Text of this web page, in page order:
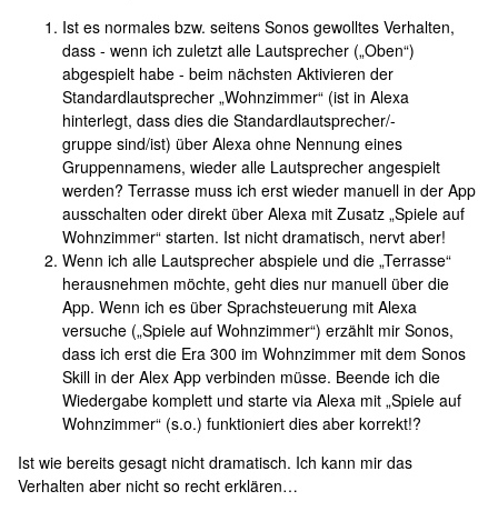
Ist es normales bzw. seitens Sonos gewolltes Verhalten,
dass - wenn ich zuletzt alle Lautsprecher („Oben“)
abgespielt habe - beim nächsten Aktivieren der
Standardlautsprecher „Wohnzimmer“ (ist in Alexa
hinterlegt, dass dies die Standardlautsprecher/-
gruppe sind/ist) über Alexa ohne Nennung eines
Gruppennamens, wieder alle Lautsprecher angespielt
werden? Terrasse muss ich erst wieder manuell in der App
ausschalten oder direkt über Alexa mit Zusatz „Spiele auf
Wohnzimmer“ starten. Ist nicht dramatisch, nervt aber!
Wenn ich alle Lautsprecher abspiele und die „Terrasse“
herausnehmen möchte, geht dies nur manuell über die
App. Wenn ich es über Sprachsteuerung mit Alexa
versuche („Spiele auf Wohnzimmer“) erzählt mir Sonos,
dass ich erst die Era 300 im Wohnzimmer mit dem Sonos
Skill in der Alex App verbinden müsse. Beende ich die
Wiedergabe komplett und starte via Alexa mit „Spiele auf
Wohnzimmer“ (s.o.) funktioniert dies aber korrekt!?
Ist wie bereits gesagt nicht dramatisch. Ich kann mir das
Verhalten aber nicht so recht erklären…